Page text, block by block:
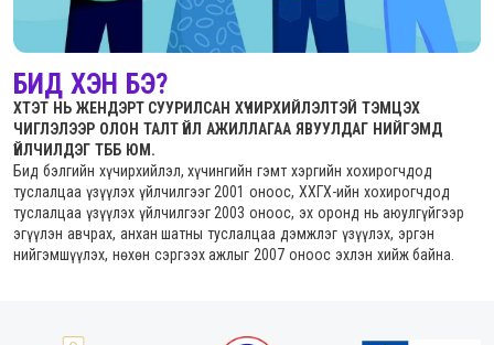
БИД ХЭН БЭ?
ХТЭТ НЬ ЖЕНДЭРТ СУУРИЛСАН ХҮЧИРХИЙЛЭЛТЭЙ ТЭМЦЭХ
ЧИГЛЭЛЭЭР ОЛОН ТАЛТ ҮЙЛ АЖИЛЛАГАА ЯВУУЛДАГ НИЙГЭМД
ҮЙЛЧИЛДЭГ ТББ ЮМ.
Бид бэлгийн хүчирхийлэл, хүчингийн гэмт хэргийн хохирогчдод
туслалцаа үзүүлэх үйлчилгээг 2001 оноос, ХХГХ-ийн хохирогчдод
туслалцаа үзүүлэх үйлчилгээг 2003 оноос, эх оронд нь аюулгүйгээр
эгүүлэн авчрах, анхан шатны туслалцаа дэмжлэг үзүүлэх, эргэн
нийгэмшүүлэх, нөхөн сэргээх ажлыг 2007 оноос эхлэн хийж байна.